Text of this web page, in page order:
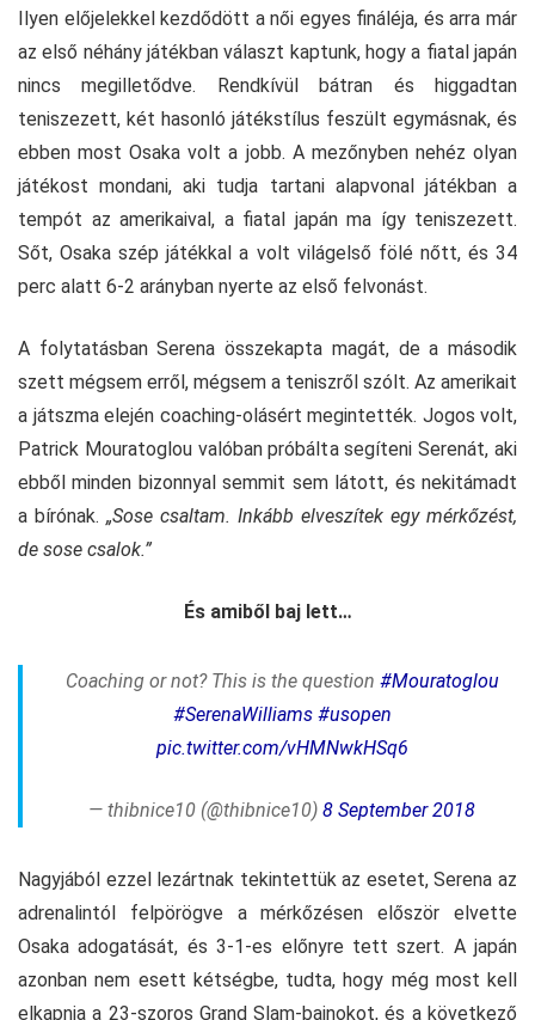
Ilyen előjelekkel kezdődött a női egyes fináléja, és arra már
az első néhány játékban választ kaptunk, hogy a fiatal japán
nincs megilletődve. Rendkívül bátran és higgadtan
teniszezett, két hasonló játékstílus feszült egymásnak, és
ebben most Osaka volt a jobb. A mezőnyben nehéz olyan
játékost mondani, aki tudja tartani alapvonal játékban a
tempót az amerikaival, a fiatal japán ma így teniszezett.
Sőt, Osaka szép játékkal a volt világelső fölé nőtt, és 34
perc alatt 6-2 arányban nyerte az első felvonást.
A folytatásban Serena összekapta magát, de a második
szett mégsem erről, mégsem a teniszről szólt. Az amerikait
a játszma elején coaching-olásért megintették. Jogos volt,
Patrick Mouratoglou valóban próbálta segíteni Serenát, aki
ebből minden bizonnyal semmit sem látott, és nekitámadt
a bírónak. „Sose csaltam. Inkább elveszítek egy mérkőzést,
de sose csalok.”
És amiből baj lett…
Coaching or not? This is the question #Mouratoglou
#SerenaWilliams #usopen
pic.twitter.com/vHMNwkHSq6
— thibnice10 (@thibnice10) 8 September 2018
Nagyjából ezzel lezártnak tekintettük az esetet, Serena az
adrenalintól felpörögve a mérkőzésen először elvette
Osaka adogatását, és 3-1-es előnyre tett szert. A japán
azonban nem esett kétségbe, tudta, hogy még most kell
elkapnia a 23-szoros Grand Slam-bajnokot, és a következő